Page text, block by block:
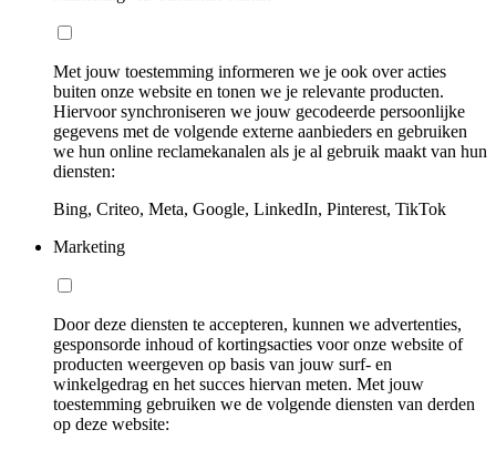
Met jouw toestemming informeren we je ook over acties
buiten onze website en tonen we je relevante producten.
Hiervoor synchroniseren we jouw gecodeerde persoonlijke
gegevens met de volgende externe aanbieders en gebruiken
we hun online reclamekanalen als je al gebruik maakt van hun
diensten:
Bing, Criteo, Meta, Google, LinkedIn, Pinterest, TikTok
Marketing
Door deze diensten te accepteren, kunnen we advertenties,
gesponsorde inhoud of kortingsacties voor onze website of
producten weergeven op basis van jouw surf- en
winkelgedrag en het succes hiervan meten. Met jouw
toestemming gebruiken we de volgende diensten van derden
op deze website: